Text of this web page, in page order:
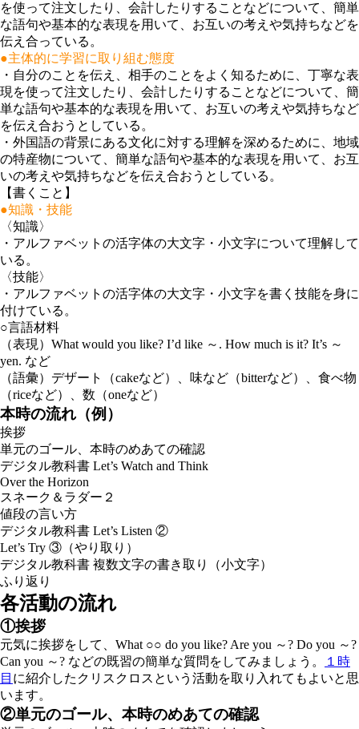
を使って注文したり、会計したりすることなどについて、簡単
な語句や基本的な表現を用いて、お互いの考えや気持ちなどを
伝え合っている。
●主体的に学習に取り組む態度
・ 自分のことを伝え、相手のことをよく知るために、丁寧な表
現を使って注文したり、会計したりすることなどについて、簡
単な語句や基本的な表現を用いて、お互いの考えや気持ちなど
を伝え合おうとしている。
・ 外国語の背景にある文化に対する理解を深めるために、地域
の特産物について、簡単な語句や基本的な表現を用いて、お互
いの考えや気持ちなどを伝え合おうとしている。
【書くこと】
●知識・技能
〈知識〉
・ アルファベットの活字体の大文字・小文字について理解して
いる。
〈技能〉
・ アルファベットの活字体の大文字・小文字を書く技能を身に
付けている。
○言語材料
（表現） What would you like? I’d like ～. How much is it? It’s ～
yen. など
（語彙） デザート（cakeなど）、味など（bitterなど）、食べ物
（riceなど）、数（oneなど）
本時の流れ（例）
挨拶
単元のゴール、本時のめあての確認
デジタル教科書 Let’s Watch and Think
Over the Horizon
スネーク＆ラダー２
値段の言い方
デジタル教科書 Let’s Listen ②
Let’s Try ③（やり取り）
デジタル教科書 複数文字の書き取り（小文字）
ふり返り
各活動の流れ
①挨拶
元気に挨拶をして、 What ○○ do you like? Are you ～? Do you ～?
Can you ～? などの既習の簡単な質問をしてみましょう。
１時
目 に紹介したクリスクロスという活動を取り入れてもよいと思
います。
②単元のゴール、本時のめあての確認